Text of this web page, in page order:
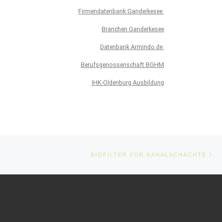
Firmendatenbank Ganderkesee
Branchen Ganderkesee
Datenbank Armindo.de
Berufsgenossenschaft BGHM
IHK-Oldenburg Ausbildung
BIOFILTER FÜR KANALSCHÄCHTE